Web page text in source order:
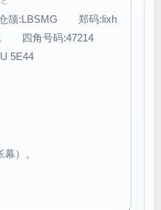
颉:LBSMG 郑码:lixh
四角号码:47214
5E44
）。